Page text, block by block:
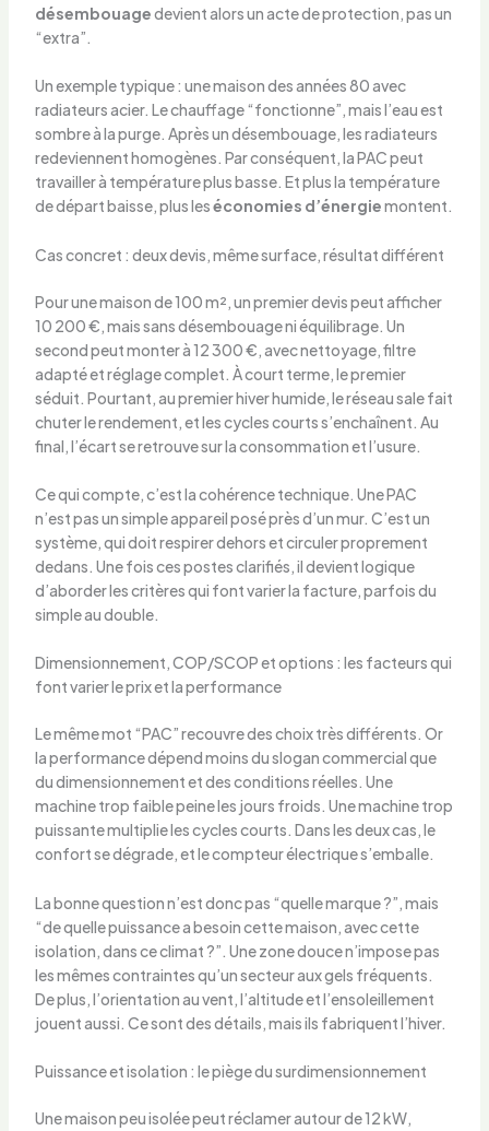
désembouagedevient alors un acte de protection, pas un
“extra”.
Un exemple typique : une maison des années 80 avec
radiateurs acier. Le chauffage “fonctionne”, mais l’eau est
sombre à la purge. Après un désembouage, les radiateurs
redeviennent homogènes. Par conséquent, la PAC peut
travailler à température plus basse. Et plus la température
de départ baisse, plus leséconomies d’énergiemontent.
Cas concret : deux devis, même surface, résultat différent
Pour une maison de 100 m², un premier devis peut afficher
10 200 €, mais sans désembouage ni équilibrage. Un
second peut monter à 12 300 €, avec nettoyage, filtre
adapté et réglage complet. À court terme, le premier
séduit. Pourtant, au premier hiver humide, le réseau sale fait
chuter le rendement, et les cycles courts s’enchaînent. Au
final, l’écart se retrouve sur la consommation et l’usure.
Ce qui compte, c’est la cohérence technique. Une PAC
n’est pas un simple appareil posé près d’un mur. C’est un
système, qui doit respirer dehors et circuler proprement
dedans. Une fois ces postes clarifiés, il devient logique
d’aborder les critères qui font varier la facture, parfois du
simple au double.
Dimensionnement, COP/SCOP et options : les facteurs qui
font varier le prix et la performance
Le même mot “PAC” recouvre des choix très différents. Or
la performance dépend moins du slogan commercial que
du dimensionnement et des conditions réelles. Une
machine trop faible peine les jours froids. Une machine trop
puissante multiplie les cycles courts. Dans les deux cas, le
confort se dégrade, et le compteur électrique s’emballe.
La bonne question n’est donc pas “quelle marque ?”, mais
“de quelle puissance a besoin cette maison, avec cette
isolation, dans ce climat ?”. Une zone douce n’impose pas
les mêmes contraintes qu’un secteur aux gels fréquents.
De plus, l’orientation au vent, l’altitude et l’ensoleillement
jouent aussi. Ce sont des détails, mais ils fabriquent l’hiver.
Puissance et isolation : le piège du surdimensionnement
Une maison peu isolée peut réclamer autour de 12 kW,